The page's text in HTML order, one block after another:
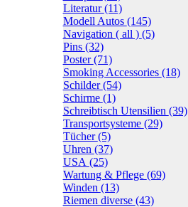
Literatur(11)
Modell Autos (145)
Navigation ( all ) (5)
Pins (32)
Poster(71)
Smoking Accessories (18)
Schilder(54)
Schirme (1)
Schreibtisch Utensilien (39)
Transportsysteme (29)
Tücher(5)
Uhren (37)
USA (25)
Wartung & Pflege (69)
Winden (13)
Riemen diverse (43)